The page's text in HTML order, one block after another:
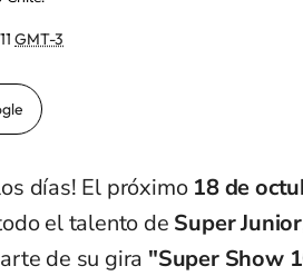
GMT-3
días! El próximo 18 de
el talento de Super Junior
de su gira "Super Show